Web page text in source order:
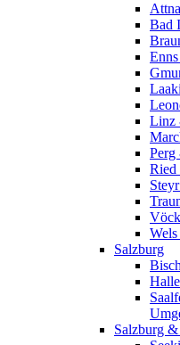
Bad
Linz
Perg
Ried
Salzburg
Salzburg